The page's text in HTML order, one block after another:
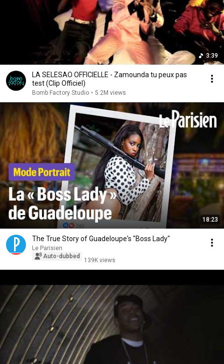
3:39
LA SELESAO OFFICIELLE - Zamounda tu peux pas
test (Clip Officiel)
Bomb Factory Studio • 5.2M views
18:23
The True Story of Guadeloupe's "Boss Lady"
Le Parisien
Auto-dubbed
139K views